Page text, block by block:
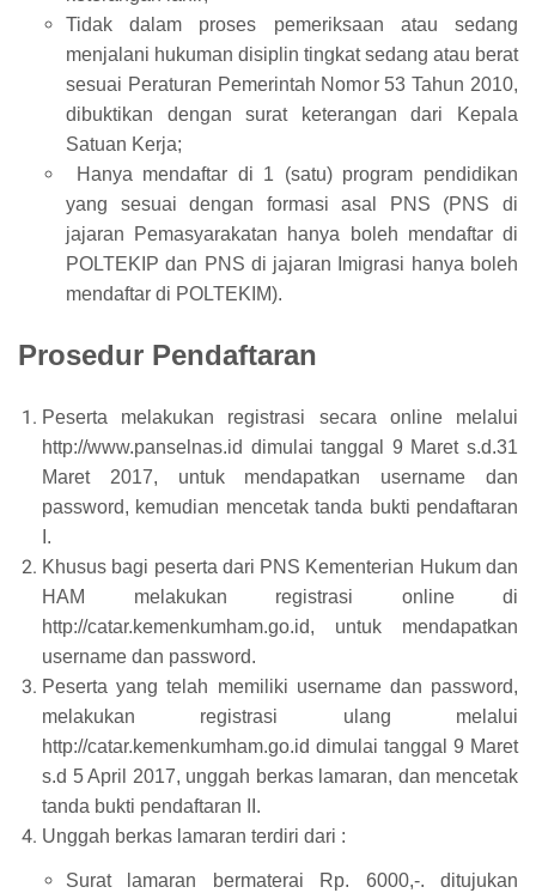
Tidak dalam proses pemeriksaan atau sedang
menjalani hukuman disiplin tingkat sedang atau berat
sesuai Peraturan Pemerintah Nomor 53 Tahun 2010,
dibuktikan dengan surat keterangan dari Kepala
Satuan Kerja;
Hanya mendaftar di 1 (satu) program pendidikan
yang sesuai dengan formasi asal PNS (PNS di
jajaran Pemasyarakatan hanya boleh mendaftar di
POLTEKIP dan PNS di jajaran Imigrasi hanya boleh
mendaftar di POLTEKIM).
Prosedur Pendaftaran
Peserta melakukan registrasi secara online melalui
http://www.panselnas.id dimulai tanggal 9 Maret s.d.31
Maret 2017, untuk mendapatkan username dan
password, kemudian mencetak tanda bukti pendaftaran
I.
Khusus bagi peserta dari PNS Kementerian Hukum dan
HAM melakukan registrasi online di
http://catar.kemenkumham.go.id, untuk mendapatkan
username dan password.
Peserta yang telah memiliki username dan password,
melakukan registrasi ulang melalui
http://catar.kemenkumham.go.id dimulai tanggal 9 Maret
s.d 5 April 2017, unggah berkas lamaran, dan mencetak
tanda bukti pendaftaran II.
Unggah berkas lamaran terdiri dari :
Surat lamaran bermaterai Rp. 6000,-. ditujukan